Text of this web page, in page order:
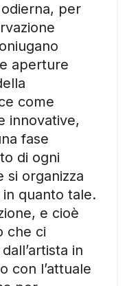
odierna, per
aperture
come
innovative,
fase
di ogni
si organizza
quanto tale.
e cioè
che ci
in
con l’attuale